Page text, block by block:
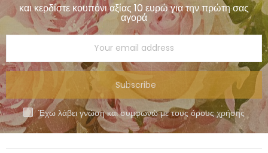
και κερδίστε κουπόνι αξίας 10 ευρώ για την πρώτη σας
αγορά
Subscribe
Έχω λάβει γνώση και συμφωνώ με τους όρους χρήσης